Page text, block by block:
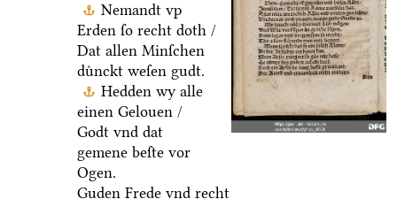
Nemandt vp
Erden ſo recht doth /
Dat allen Minſchen
duͤnckt weſen gudt.
Hedden wy alle
einen Gelouen /
Godt vnd dat
gemene beſte vor
Ogen.
Guden Frede vnd recht